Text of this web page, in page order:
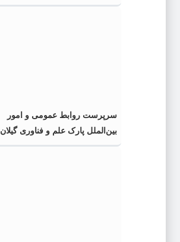
اسلامی» در گیلان
سرپرست روابط عمومی و امور
بین‌الملل پارک علم و فناوری گیلان
منصوب شد